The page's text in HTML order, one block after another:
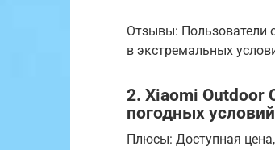
Отзывы: Пользователи
в экстремальных
2. Xiaomi Outdoor
погодных условий
Плюсы: Доступная